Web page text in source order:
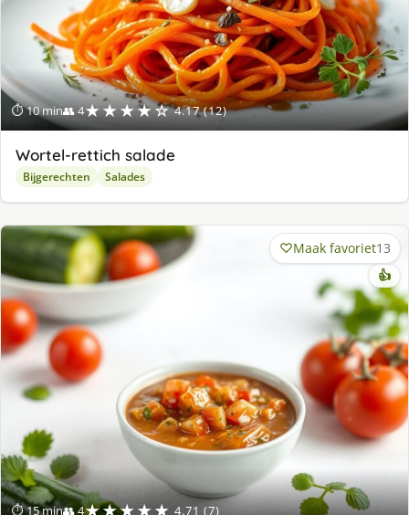
⏱ 10 min👥 4★★★★☆ 4.17 (12)
Wortel-rettich salade
Bijgerechten Salades
⏱ 15 min👥 4★★★★★ 4.71 (7)
Maak favoriet13
👍